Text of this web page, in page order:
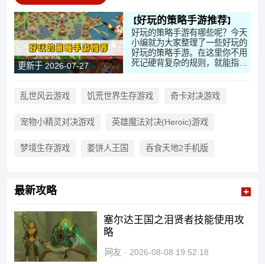
更新于 2026-07-27
好玩的策略手游推荐
好玩的策略手游有哪些呢？今天
小编就为大家整理了一些好玩的
好玩的策略手游。在这里你不用
死记硬背复杂的规则，就能指挥
自己的队伍和对手展开智慧较
快速进攻，都能找到适合自己的
打法，安装包不大，下载起来很
乱世风云游戏 饥荒世界生存游戏 奇卡对决游戏
宠物小精灵对决游戏 英雄魔法对决(Heroic)游戏
梦境生存游戏 姜饼人王国 吞食天地2手机版
最新攻略
塞尔达王国之泪贤者技能使用攻
略
网友 2026-08-08 19:52:18